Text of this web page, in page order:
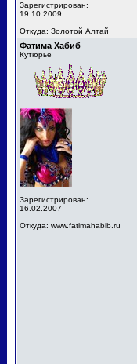
Зарегистрирован:
19.10.2009
Откуда: Золотой Алтай
Фатима Хабиб
Кутюрье
Зарегистрирован:
16.02.2007
Откуда: www.fatimahabib.ru